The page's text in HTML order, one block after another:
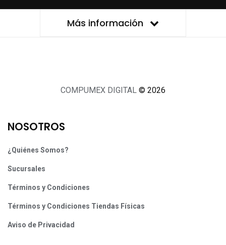
Más información
COMPUMEX DIGITAL © 2026
NOSOTROS
¿Quiénes Somos?
Sucursales
Términos y Condiciones
Términos y Condiciones Tiendas Físicas
Aviso de Privacidad